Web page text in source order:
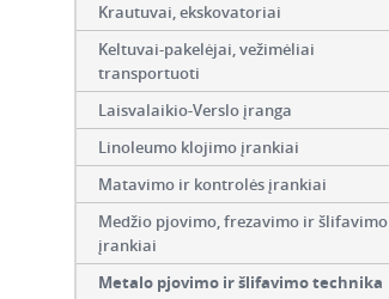
Krautuvai, ekskovatoriai
Keltuvai-pakelėjai, vežimėliai
transportuoti
Laisvalaikio-Verslo įranga
Linoleumo klojimo įrankiai
Matavimo ir kontrolės įrankiai
Medžio pjovimo, frezavimo ir šlifavimo
įrankiai
Metalo pjovimo ir šlifavimo technika